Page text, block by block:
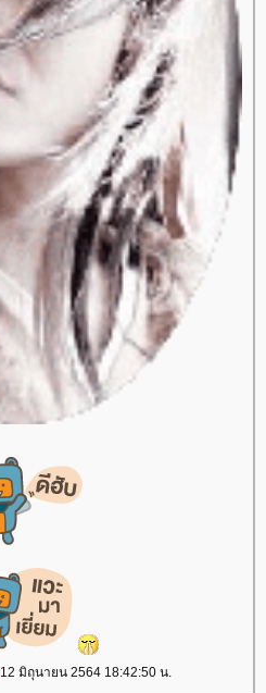
12 มิถุนายน 2564 18:42:50 น.